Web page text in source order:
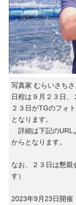
写真家 むらいさち
日程は９月２３日、
２３日がTGのフォ
となります。
詳細は下記のURL
からとなります。
なお、２３日は懇親
す）
2023年9月23日開